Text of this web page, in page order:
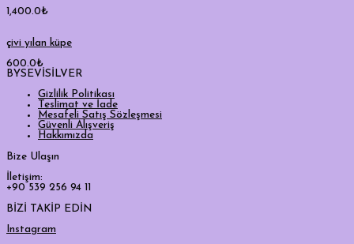
1,400.0₺
çivi yılan küpe
600.0₺
BYSEVİSİLVER
Gizlilik Politikası
Teslimat ve İade
Mesafeli Satış Sözleşmesi
Güvenli Alışveriş
Hakkımızda
Bize Ulaşın
İletişim:
+90 539 256 94 11
BİZİ TAKİP EDİN
Instagram